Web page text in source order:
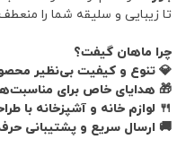
تا زیبایی و سلیقه شما را
چرا ماهان گیفت؟
💎 تنوع و کیفیت بی‌نظیر
🎁 هدایای خاص برای
🍴 لوازم خانه و آشپزخانه با
🚚 ارسال سریع و پشتیبانی